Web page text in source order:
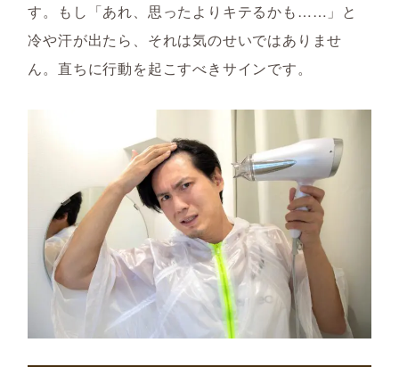
す。もし「あれ、思ったよりキテるかも……」と
冷や汗が出たら、それは気のせいではありませ
ん。直ちに行動を起こすべきサインです。